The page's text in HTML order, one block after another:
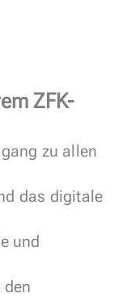
ZFK-
zu allen
das digitale
und